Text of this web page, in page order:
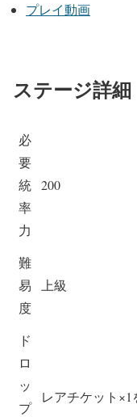
プレイ動画
ステージ詳細
必
要
統
率
力
200
難
易
度
上級
ド
ロ
ッ
プ
レアチケット×1